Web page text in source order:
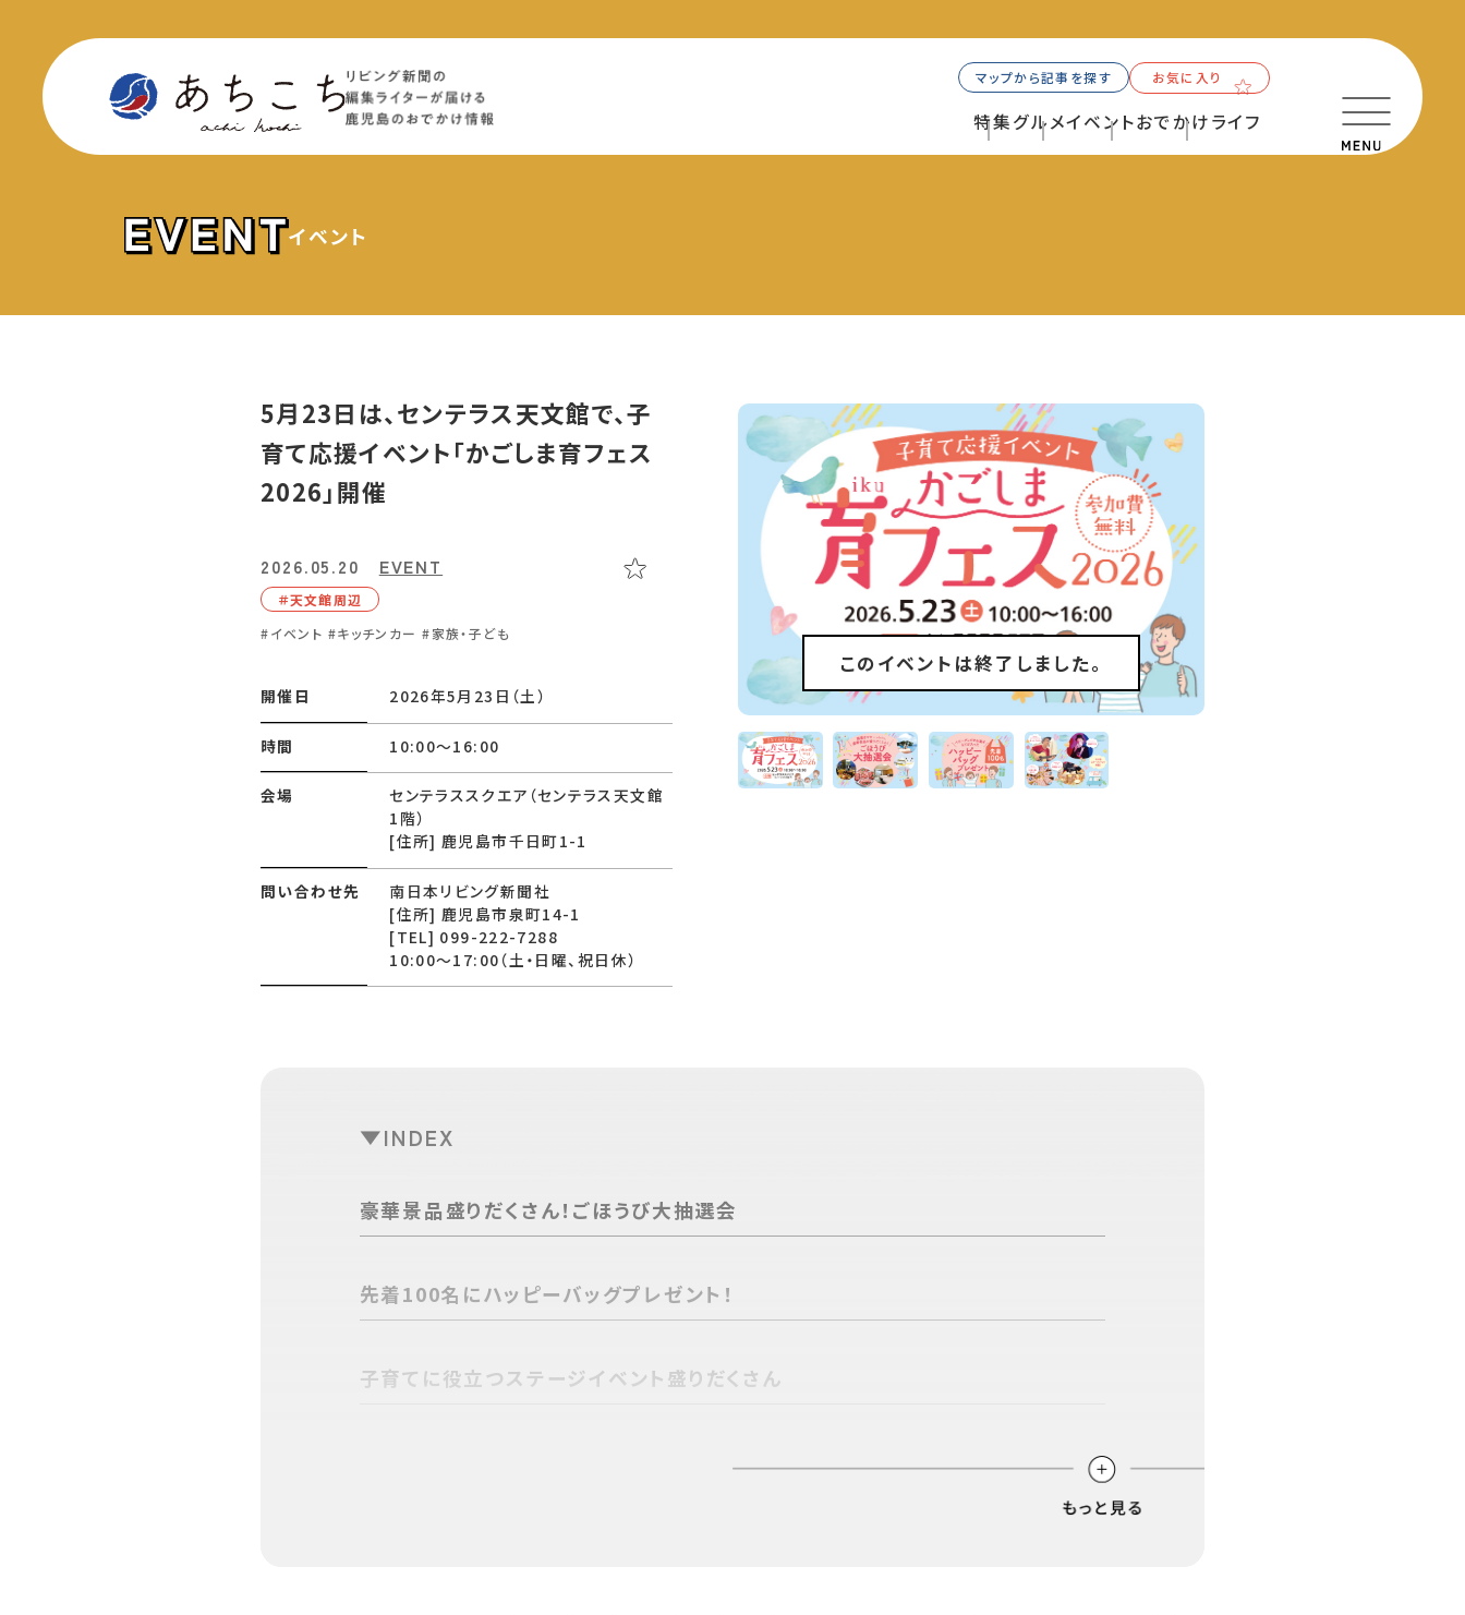
マップから記事を探す お気に入り
特集グルメイベントおでかけライフ
イベント
5月23日は、センテラス天文館で、子
育て応援イベント「かごしま育フェス
2026」開催
2026.05.20 EVENT
＃天⽂館周辺
#イベント #キッチンカー#家族・子ども
開催日 2026年5⽉23⽇（土）
時間 10:00〜16:00
会場
センテラススクエア（センテラス天文館
1階）
[住所] 鹿児島市千日町1-1
問い合わせ先
南日本リビング新聞社
[住所] 鹿児島市泉町14-1
[TEL] 099-222-7288
10:00～17:00（土・日曜、祝日休）
このイベントは終了しました。
INDEX
豪華景品盛りだくさん！ごほうび大抽選会
先着100名にハッピーバッグプレゼント！
子育てに役立つステージイベント盛りだくさん
体験ブースやキッチンカーでグルメも楽しめる